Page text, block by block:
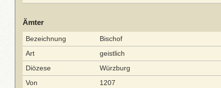
Ämter
Bezeichnung
Bischof
Art
geistlich
Diözese
Würzburg
Von
1207